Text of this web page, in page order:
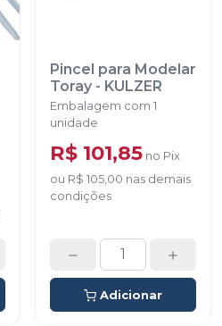
Pincel para Modelar
Toray - KULZER
Embalagem com 1
unidade
R$ 101,85 no Pix
ou R$ 105,00 nas demais
condições
Adicionar